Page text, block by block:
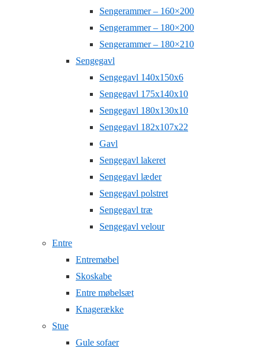
Sengerammer – 160×200
Sengerammer – 180×200
Sengerammer – 180×210
Sengegavl
Sengegavl 140x150x6
Sengegavl 175x140x10
Sengegavl 180x130x10
Sengegavl 182x107x22
Gavl
Sengegavl lakeret
Sengegavl læder
Sengegavl polstret
Sengegavl træ
Sengegavl velour
Entre
Entremøbel
Skoskabe
Entre møbelsæt
Knagerække
Stue
Gule sofaer